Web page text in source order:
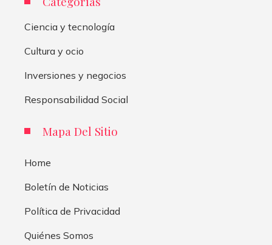
Ciencia y tecnología
Cultura y ocio
Inversiones y negocios
Responsabilidad Social
Mapa Del Sitio
Home
Boletín de Noticias
Política de Privacidad
Quiénes Somos